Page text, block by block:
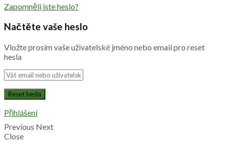
Zapomněli jste heslo?
Načtěte vaše heslo
Vložte prosím vaše uživatelské jméno nebo email pro reset
hesla
Přihlášení
Previous Next
Close